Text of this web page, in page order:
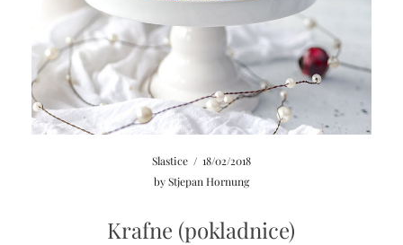
Slastice / 18/02/2018
byStjepan Hornung
Krafne (pokladnice)